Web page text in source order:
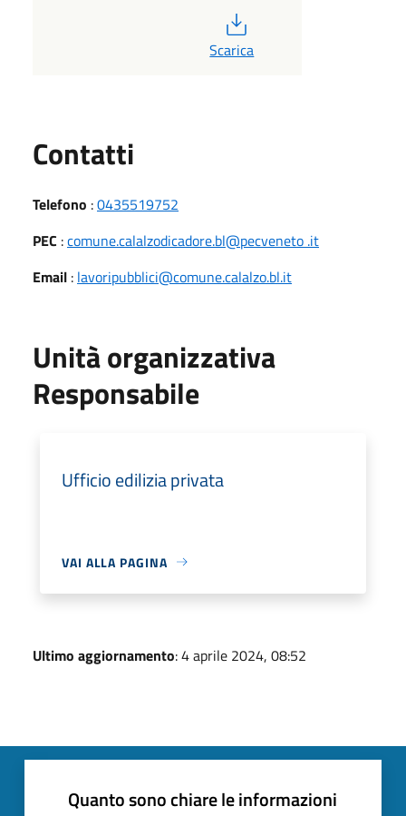
Scarica
Contatti
Telefono :0435519752
PEC :comune.calalzodicadore.bl@pecveneto .it
Email : lavoripubblici@comune.calalzo.bl.it
Unità organizzativa
Responsabile
Ufficio edilizia privata
VAI ALLA PAGINA
Ultimo aggiornamento: 4 aprile 2024, 08:52
Quanto sono chiare le informazioni